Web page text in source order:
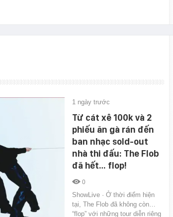
1 ngày trước
Từ cát xê 100k và 2
phiếu ăn gà rán đến
ban nhạc sold-out
nhà thi đấu: The Flob
đã hết… flop!
0
ShowLive · Ở thời điểm hiện
tại, The Flob đã không còn…
“flop” với những tour diễn riêng